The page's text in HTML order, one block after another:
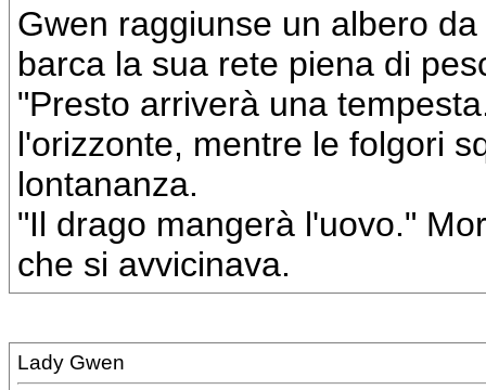
Gwen raggiunse un albero
barca la sua rete piena di
"Presto arriverà una
l'orizzonte, mentre le folgori
lontananza.
"Il drago mangerà l'uovo."
che si avvicinava.
Lady Gwen